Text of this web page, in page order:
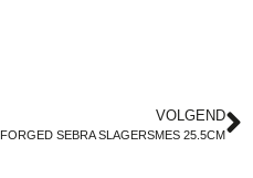
VOLGEND
FORGED SEBRA SLAGERSMES 25.5CM